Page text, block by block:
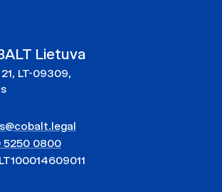
Lietuva
LT-09309,
5250 0800